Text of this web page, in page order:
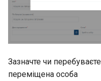
Зазначте чи
переміщена особа